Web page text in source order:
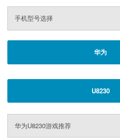
手机型号选择
华为
U8230
华为U8230游戏推荐